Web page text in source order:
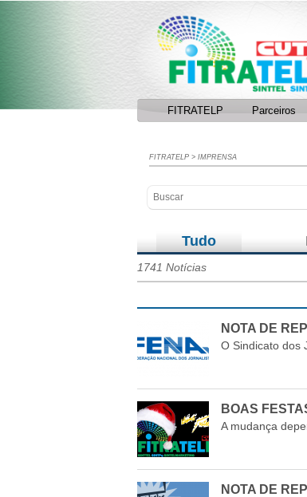
FITRATELP Parceiros
FITRATELP > IMPRENSA
Tudo
1741 Notícias
NOTA DE
O Sindicato dos
BOAS
A mudança
NOTA DE